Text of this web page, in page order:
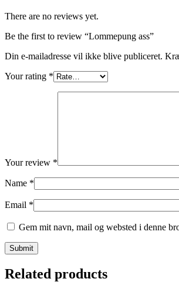
There are no reviews yet.
Be the first to review “Lommepung ass”
Din e-mailadresse vil ikke blive publiceret.
Your rating *
Your review *
Name *
Email *
Gem mit navn, mail og websted i denne
Related products